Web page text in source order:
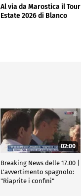
Al via da Marostica il Tour
Estate 2026 di Blanco
02:00
Breaking News delle 17.00 |
L'avvertimento spagnolo:
"Riaprite i confini"